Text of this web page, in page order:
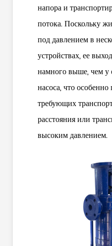
напора и
потока. Поскольку
под давлением в
устройствах, ее
намного выше, чем у
насоса, что
требующих
расстояния или
высоким давлением.